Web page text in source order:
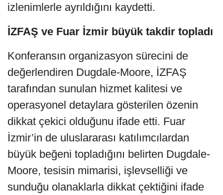
izlenimlerle ayrıldığını kaydetti.
İZFAŞ ve Fuar İzmir büyük takdir topladı
Konferansın organizasyon sürecini de
değerlendiren Dugdale-Moore, İZFAŞ
tarafından sunulan hizmet kalitesi ve
operasyonel detaylara gösterilen özenin
dikkat çekici olduğunu ifade etti. Fuar
İzmir’in de uluslararası katılımcılardan
büyük beğeni topladığını belirten Dugdale-
Moore, tesisin mimarisi, işlevselliği ve
sunduğu olanaklarla dikkat çektiğini ifade